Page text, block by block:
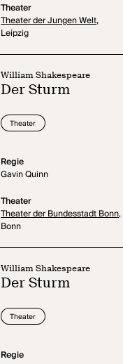
Theater
Theater der Jungen Welt,
Leipzig
William Shakespeare
Der Sturm
Theater
Regie
Gavin Quinn
Theater
Theater der Bundesstadt Bonn,
Bonn
William Shakespeare
Der Sturm
Theater
Regie